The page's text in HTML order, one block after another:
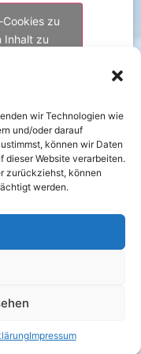
wir Technologien wie
und/oder darauf
können wir Daten
dieser Website verarbeiten.
zurückziehst, können
werden.
Impressum
zu
Inhalt zu